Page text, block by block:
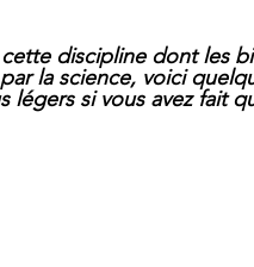
discipline dont les
la science, voici
si vous avez fait